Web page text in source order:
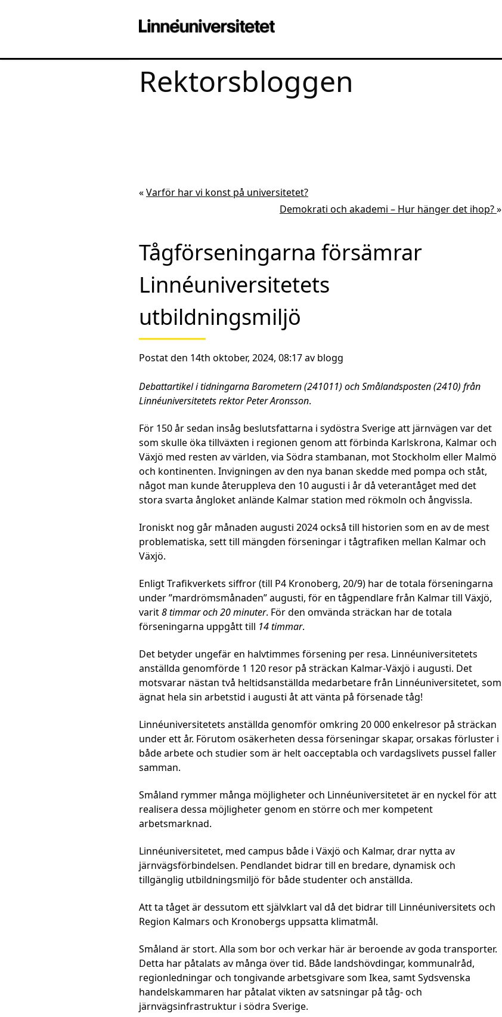
Rektorsbloggen
«Varför har vi konst på universitetet?
Demokrati och akademi – Hur hänger det ihop?»
Tågförseningarna försämrar
Linnéuniversitetets
utbildningsmiljö
Postat den 14th oktober, 2024, 08:17 av blogg
Debattartikel i tidningarna Barometern (241011) och Smålandsposten (2410) från
Linnéuniversitetets rektor Peter Aronsson.
För 150 år sedan insåg beslutsfattarna i sydöstra Sverige att järnvägen var det
som skulle öka tillväxten i regionen genom att förbinda Karlskrona, Kalmar och
Växjö med resten av världen, via Södra stambanan, mot Stockholm eller Malmö
och kontinenten. Invigningen av den nya banan skedde med pompa och ståt,
något man kunde återuppleva den 10 augusti i år då veterantåget med det
stora svarta ångloket anlände Kalmar station med rökmoln och ångvissla.
Ironiskt nog går månaden augusti 2024 också till historien som en av de mest
problematiska, sett till mängden förseningar i tågtrafiken mellan Kalmar och
Växjö.
Enligt Trafikverkets siffror (till P4 Kronoberg, 20/9) har de totala förseningarna
under ”mardrömsmånaden” augusti, för en tågpendlare från Kalmar till Växjö,
varit8 timmar och 20 minuter. För den omvända sträckan har de totala
förseningarna uppgått till 14 timmar.
Det betyder ungefär en halvtimmes försening per resa. Linnéuniversitetets
anställda genomförde 1 120 resor på sträckan Kalmar-Växjö i augusti. Det
motsvarar nästan två heltidsanställda medarbetare från Linnéuniversitetet, som
ägnat hela sin arbetstid i augusti åt att vänta på försenade tåg!
Linnéuniversitetets anställda genomför omkring 20 000 enkelresor på sträckan
under ett år. Förutom osäkerheten dessa förseningar skapar, orsakas förluster i
både arbete och studier som är helt oacceptabla och vardagslivets pussel faller
samman.
Småland rymmer många möjligheter och Linnéuniversitetet är en nyckel för att
realisera dessa möjligheter genom en större och mer kompetent
arbetsmarknad.
Linnéuniversitetet, med campus både i Växjö och Kalmar, drar nytta av
järnvägsförbindelsen. Pendlandet bidrar till en bredare, dynamisk och
tillgänglig utbildningsmiljö för både studenter och anställda.
Att ta tåget är dessutom ett självklart val då det bidrar till Linnéuniversitets och
Region Kalmars och Kronobergs uppsatta klimatmål.
Småland är stort. Alla som bor och verkar här är beroende av goda transporter.
Detta har påtalats av många över tid. Både landshövdingar, kommunalråd,
regionledningar och tongivande arbetsgivare som Ikea, samt Sydsvenska
handelskammaren har påtalat vikten av satsningar på tåg- och
järnvägsinfrastruktur i södra Sverige.